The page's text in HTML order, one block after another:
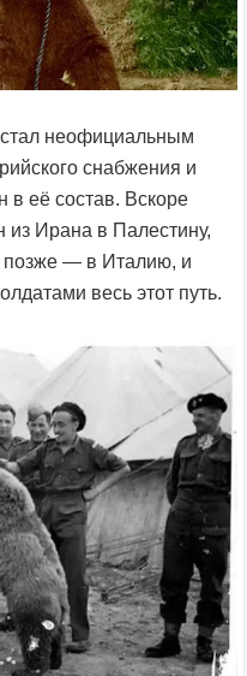
неофициальным
снабжения и
в её состав. Вскоре
из Ирана в Палестину,
— в Италию, и
весь этот путь.